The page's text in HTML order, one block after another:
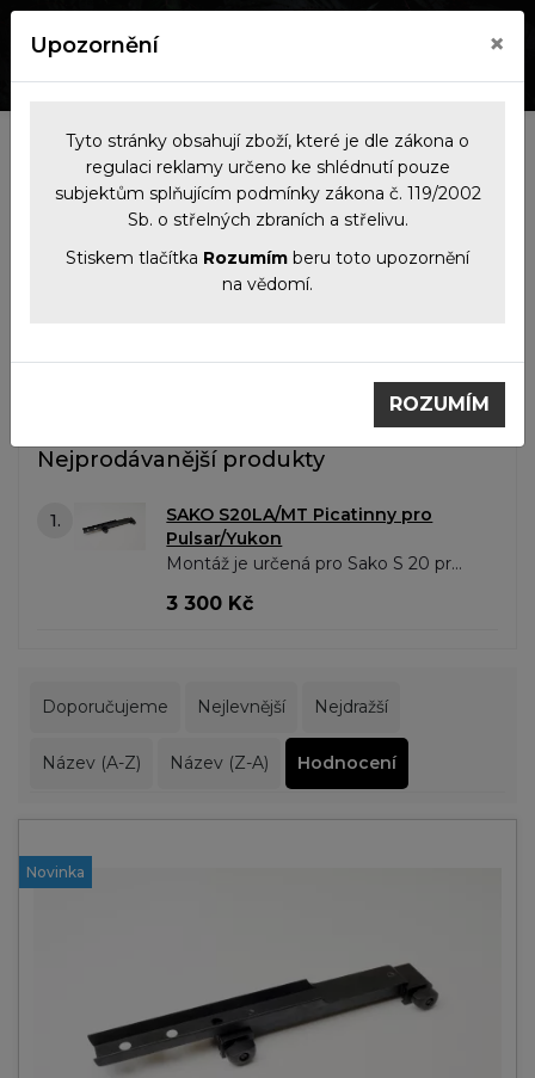
Kategorie
Filtrace produktů
Nejprodávanější produkty
1.
SAKO S20LA/MT Picatinny pro
Pulsar/Yukon
Montáž je určená pro Sako S 20 pro
šínu o délce 145mm. Pro modely:
3 300 Kč
Doporučujeme Nejlevnější Nejdražší
Název (A-Z) Název (Z-A) Hodnocení
Novinka
Upozornění ×
Tyto stránky obsahují zboží, které je dle zákona o
regulaci reklamy určeno ke shlédnutí pouze
subjektům splňujícím podmínky zákona č. 119/2002
Sb. o střelných zbraních a střelivu.
Stiskem tlačítka Rozumím beru toto upozornění
na vědomí.
ROZUMÍM